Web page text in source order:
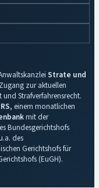
Strate und
zur aktuellen
Strafverfahrensrecht.
, einem monatlichen
mit der
Bundesgerichtshofs
des
Gerichtshofs für
(EuGH).